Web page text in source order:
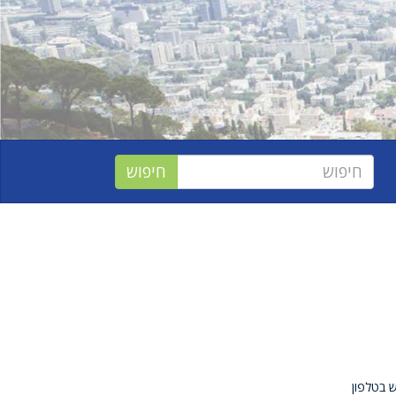
בטלפון